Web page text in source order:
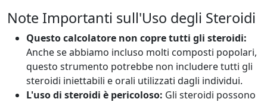
Note Importanti sull'Uso degli Steroidi
Questo calcolatore non copre tutti gli steroidi:
Anche se abbiamo incluso molti composti popolari,
questo strumento potrebbe non includere tutti gli
steroidi iniettabili e orali utilizzati dagli individui.
L'uso di steroidi è pericoloso: Gli steroidi possono